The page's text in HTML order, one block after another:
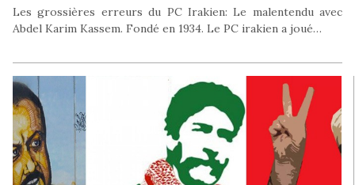
Les grossières erreurs du PC Irakien: Le malentendu avec
Abdel Karim Kassem. Fondé en 1934. Le PC irakien a joué…